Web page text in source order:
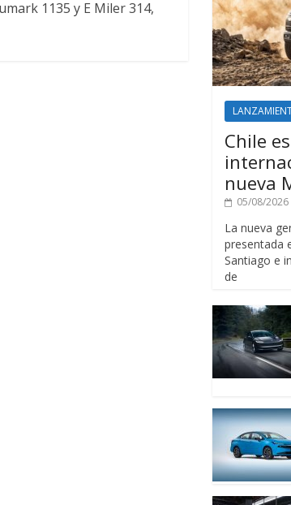
1135 y E Miler 314,
Chile
nueva
05/08/2026
La nueva
presentada
Santiago e
de